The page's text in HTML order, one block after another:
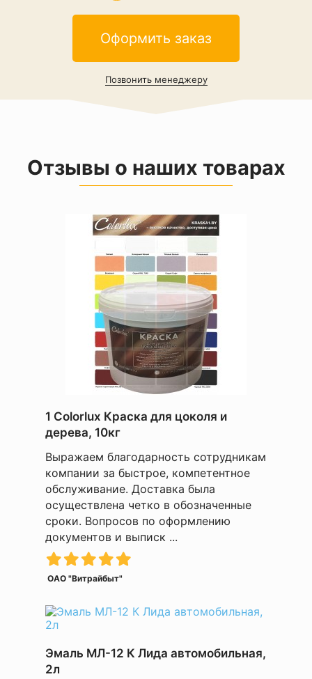
Оформить заказ
Позвонить менеджеру
Отзывы о наших товарах
1 Colorlux Краска для цоколя и
дерева, 10кг
Выражаем благодарность сотрудникам
компании за быстрое, компетентное
обслуживание. Доставка была
осуществлена четко в обозначенные
сроки. Вопросов по оформлению
документов и выписк ...
ОАО "Витрайбыт"
Эмаль МЛ-12 К Лида автомобильная,
2л